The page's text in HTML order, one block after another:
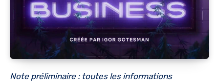
Note préliminaire : toutes les informations